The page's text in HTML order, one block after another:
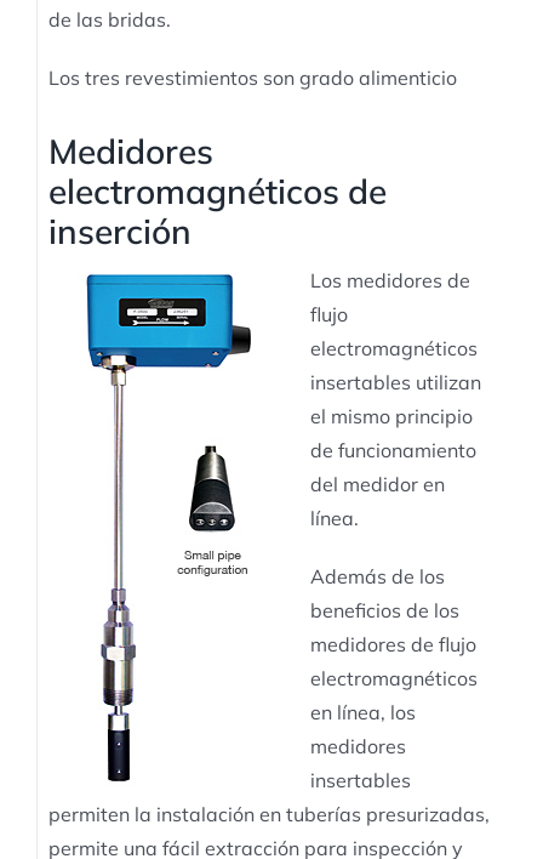
de las bridas.
Los tres revestimientos son grado alimenticio
Medidores
electromagnéticos de
inserción
Los medidores de
flujo
electromagnéticos
insertables utilizan
el mismo principio
de funcionamiento
del medidor en
línea.
Además de los
beneficios de los
medidores de flujo
electromagnéticos
en línea, los
medidores
insertables
permiten la instalación en tuberías presurizadas,
permite una fácil extracción para inspección y